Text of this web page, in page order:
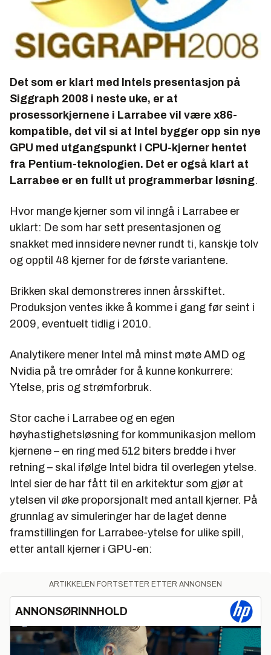
Det som er klart med Intels presentasjon på
Siggraph 2008 i neste uke, er at
prosessorkjernene i Larrabee vil være x86-
kompatible, det vil si at Intel bygger opp sin nye
GPU med utgangspunkt i CPU-kjerner hentet
fra Pentium-teknologien. Det er også klart at
Larrabee er en fullt ut programmerbar løsning.
Hvor mange kjerner som vil inngå i Larrabee er
uklart: De som har sett presentasjonen og
snakket med innsidere nevner rundt ti, kanskje tolv
og opptil 48 kjerner for de første variantene.
Brikken skal demonstreres innen årsskiftet.
Produksjon ventes ikke å komme i gang før seint i
2009, eventuelt tidlig i 2010.
Analytikere mener Intel må minst møte AMD og
Nvidia på tre områder for å kunne konkurrere:
Ytelse, pris og strømforbruk.
Stor cache i Larrabee og en egen
høyhastighetsløsning for kommunikasjon mellom
kjernene – en ring med 512 biters bredde i hver
retning – skal ifølge Intel bidra til overlegen ytelse.
Intel sier de har fått til en arkitektur som gjør at
ytelsen vil øke proporsjonalt med antall kjerner. På
grunnlag av simuleringer har de laget denne
framstillingen for Larrabee-ytelse for ulike spill,
etter antall kjerner i GPU-en:
ARTIKKELEN FORTSETTER ETTER ANNONSEN
ANNONSØRINNHOLD